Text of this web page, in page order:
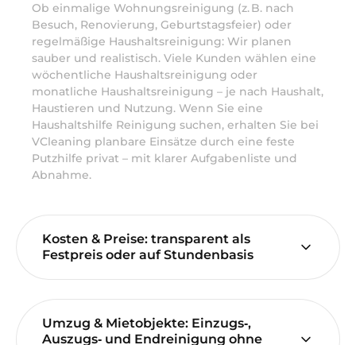
Ob einmalige Wohnungsreinigung (z. B. nach
Besuch, Renovierung, Geburtstagsfeier) oder
regelmäßige Haushaltsreinigung: Wir planen
sauber und realistisch. Viele Kunden wählen eine
wöchentliche Haushaltsreinigung oder
monatliche Haushaltsreinigung – je nach Haushalt,
Haustieren und Nutzung. Wenn Sie eine
Haushaltshilfe Reinigung suchen, erhalten Sie bei
VCleaning planbare Einsätze durch eine feste
Putzhilfe privat – mit klarer Aufgabenliste und
Abnahme.
Kosten & Preise: transparent als
Festpreis oder auf Stundenbasis
Umzug & Mietobjekte: Einzugs‑,
Auszugs‑ und Endreinigung ohne